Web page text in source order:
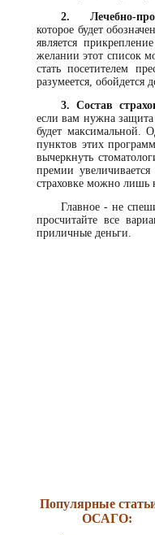
2. Лечебно-
которое будет
является
желании этот список
стать посетителем
разумеется, обойдется
3. Состав
если вам нужна защита
будет максимальной.
пунктов этих
вычеркнуть
премии
страховке можно лишь
Главное - не
просчитайте все
приличные деньги.
Популярные
ОСАГО: